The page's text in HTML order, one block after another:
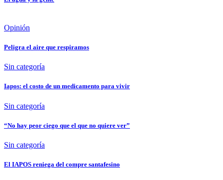
Opinión
Peligra el aire que respiramos
Sin categoría
Iapos: el costo de un medicamento para vivir
Sin categoría
“No hay peor ciego que el que no quiere ver”
Sin categoría
El IAPOS reniega del compre santafesino